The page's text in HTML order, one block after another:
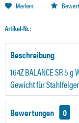
Merken
Artikel-Nr.:
Beschreibung
164Z BALANCE SR 5
Gewicht für
Bewertungen
0